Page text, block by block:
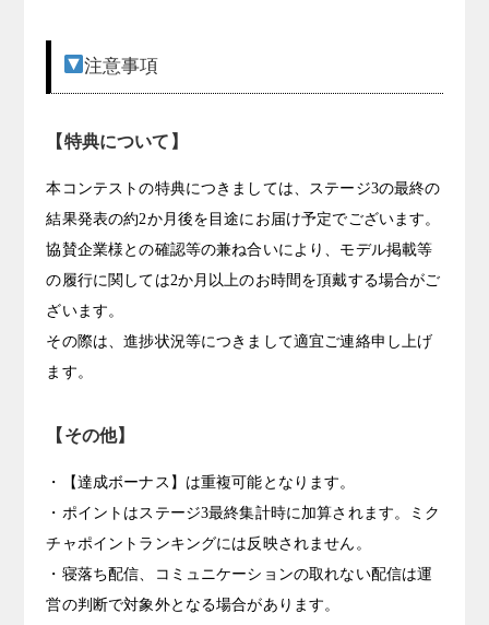
注意事項
【特典について】
本コンテストの特典につきましては、ステージ3の最終の
結果発表の約2か月後を目途にお届け予定でございます。
協賛企業様との確認等の兼ね合いにより、モデル掲載等
の履行に関しては2か月以上のお時間を頂戴する場合がご
ざいます。
その際は、進捗状況等につきまして適宜ご連絡申し上げ
ます。
【その他】
・【達成ボーナス】は重複可能となります。
・ポイントはステージ3最終集計時に加算されます。ミク
チャポイントランキングには反映されません。
・寝落ち配信、コミュニケーションの取れない配信は運
営の判断で対象外となる場合があります。